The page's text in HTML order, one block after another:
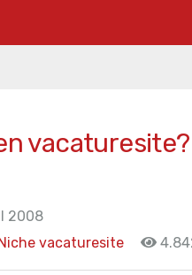
2008
vacaturesite